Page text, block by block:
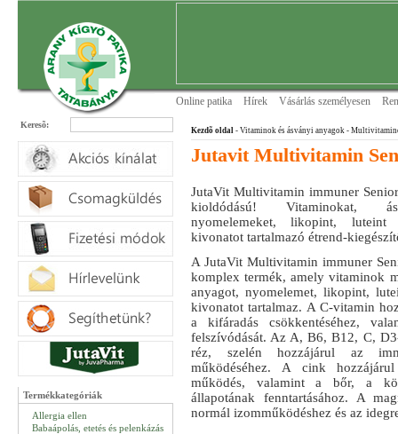
Online patika Hírek Vásárlás személyesen
Keresõ:
Termékkategóriák
Allergia ellen
Babaápolás, etetés és pelenkázás
Kezdõ oldal - Vitaminok és ásványi anyagok -
Jutavit Multivitamin
JutaVit Multivitamin immuner
kioldódású! Vitaminokat,
nyomelemeket, likopint,
kivonatot tartalmazó étrend-
A JutaVit Multivitamin immuner
komplex termék, amely vitaminok
anyagot, nyomelemet, likopint,
kivonatot tartalmaz. A C-vitamin
a kifáradás csökkentéséhez,
felszívódását. Az A, B6, B12, C,
réz, szelén hozzájárul az
működéséhez. A cink
működés, valamint a bőr, a
állapotának fenntartásához. A
normál izomműködéshez és az